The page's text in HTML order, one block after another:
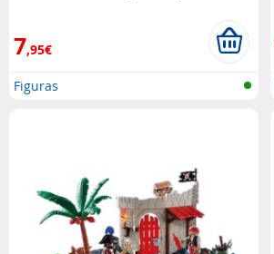
7,95€
Figuras